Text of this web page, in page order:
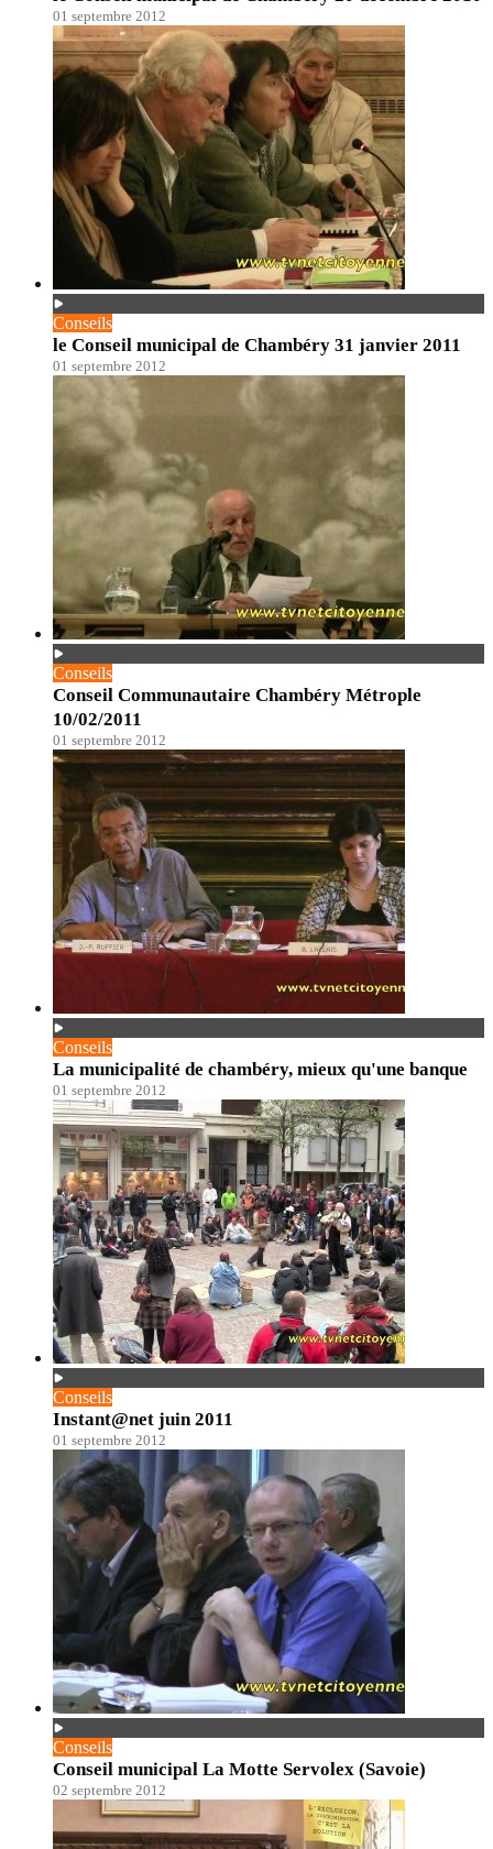
01 septembre 2012
Conseils
le Conseil municipal de Chambéry 31 janvier 2011
01 septembre 2012
Conseils
Conseil Communautaire Chambéry Métrople
10/02/2011
01 septembre 2012
Conseils
La municipalité de chambéry, mieux qu'une banque
01 septembre 2012
Conseils
Instant@net juin 2011
01 septembre 2012
Conseils
Conseil municipal La Motte Servolex (Savoie)
02 septembre 2012